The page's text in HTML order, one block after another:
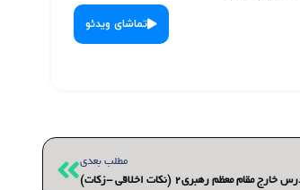
تماشای ویدئو
مطلب بعدی
خارج مقام معظم رهبری2 (نکات اخلاقی -زکات)
بعدی